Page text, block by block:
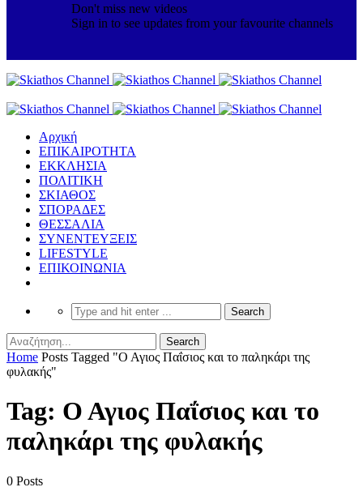
Don't miss new videos
Sign in to see updates from your favourite channels
Αρχική
ΕΠΙΚΑΙΡΟΤΗΤΑ
ΕΚΚΛΗΣΙΑ
ΠΟΛΙΤΙΚΗ
ΣΚΙΑΘΟΣ
ΣΠΟΡΑΔΕΣ
ΘΕΣΣΑΛΙΑ
ΣΥΝΕΝΤΕΥΞΕΙΣ
LIFESTYLE
ΕΠΙΚΟΙΝΩΝΙΑ
Home Posts Tagged "Ο Αγιος Παΐσιος και το παληκάρι της
φυλακής"
Tag: Ο Αγιος Παΐσιος και το
παληκάρι της φυλακής
0 Posts